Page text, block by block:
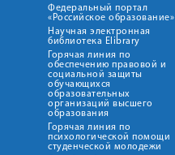
Федеральный портал
«Российское образование»
Научная электронная
библиотека Elibrary
Горячая линия по
обеспечению правовой и
социальной защиты
обучающихся
образовательных
организаций высшего
образования
Горячая линия по
психологической помощи
студенческой молодежи